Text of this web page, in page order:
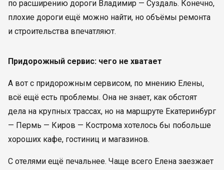
по расширению дороги Владимир — Суздаль. Конечно,
плохие дороги ещё можно найти, но объёмы ремонта
и строительства впечатляют.
Придорожный сервис: чего не хватает
А вот с придорожным сервисом, по мнению Елены,
всё ещё есть проблемы. Она не знает, как обстоят
дела на крупных трассах, но на маршруте Екатеринбург
— Пермь — Киров — Кострома хотелось бы побольше
хороших кафе, гостиниц и магазинов.
С отелями ещё печальнее. Чаще всего Елена заезжает